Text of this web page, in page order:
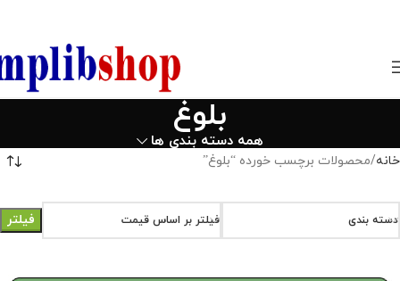
بلوغ
همه دسته بندی ها
خانه محصولات برچسب خورده “بلوغ”
دسته بندی فیلتر بر اساس قیمت فیلتر